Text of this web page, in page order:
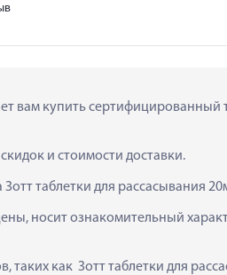
вам купить сертифицированный
и стоимости доставки.
таблетки для рассасывания
носит ознакомительный
таких как  Зотт таблетки для